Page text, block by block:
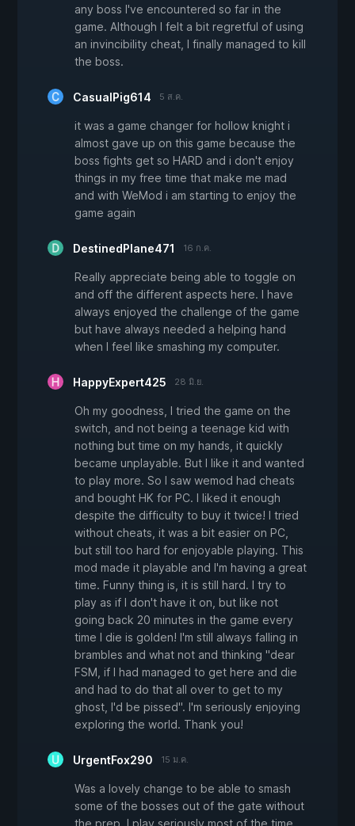
any boss I've encountered so far in the
game. Although I felt a bit regretful of using
an invincibility cheat, I finally managed to kill
the boss.
CasualPig614 5 ส.ค.
it was a game changer for hollow knight i
almost gave up on this game because the
boss fights get so HARD and i don't enjoy
things in my free time that make me mad
and with WeMod i am starting to enjoy the
game again
DestinedPlane471 16 ก.ค.
Really appreciate being able to toggle on
and off the different aspects here. I have
always enjoyed the challenge of the game
but have always needed a helping hand
when I feel like smashing my computer.
HappyExpert425 28 มิ.ย.
Oh my goodness, I tried the game on the
switch, and not being a teenage kid with
nothing but time on my hands, it quickly
became unplayable. But I like it and wanted
to play more. So I saw wemod had cheats
and bought HK for PC. I liked it enough
despite the difficulty to buy it twice! I tried
without cheats, it was a bit easier on PC,
but still too hard for enjoyable playing. This
mod made it playable and I'm having a great
time. Funny thing is, it is still hard. I try to
play as if I don't have it on, but like not
going back 20 minutes in the game every
time I die is golden! I'm still always falling in
brambles and what not and thinking "dear
FSM, if I had managed to get here and die
and had to do that all over to get to my
ghost, I'd be pissed". I'm seriously enjoying
exploring the world. Thank you!
UrgentFox290 15 ม.ค.
Was a lovely change to be able to smash
some of the bosses out of the gate without